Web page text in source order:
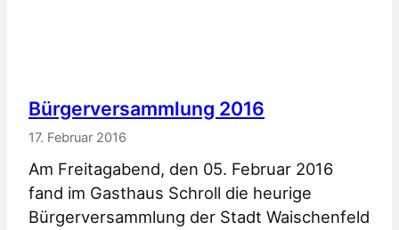
Bürgerversammlung 2016
17. Februar 2016
Am Freitagabend, den 05. Februar 2016
fand im Gasthaus Schroll die heurige
Bürgerversammlung der Stadt Waischenfeld